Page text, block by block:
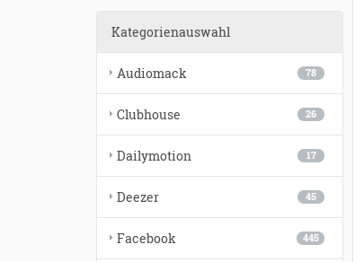
Kategorienauswahl
78
Audiomack
26
Clubhouse
17
Dailymotion
45
Deezer
445
Facebook